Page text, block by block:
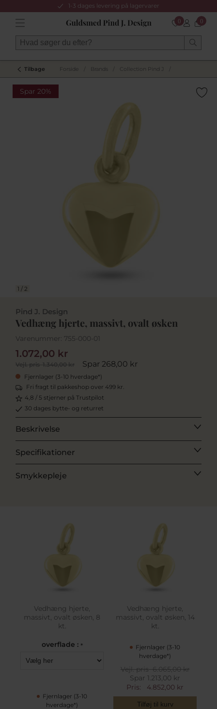
1-3 dages levering på lagervarer
0 0
Tilbage Forside Brands Collection Pind J
Spar 20%
1 / 2
Pind J. Design
Vedhæng hjerte, massivt, ovalt øsken
Varenummer: 755-000-01
Vejl. pris1.340,00 kr Spar 268,00 kr
1.072,00 kr
Fjernlager (3-10 hverdage*)
Fri fragt til pakkeshop over 499 kr.
4,8 / 5 stjerner på Trustpilot
30 dages bytte- og returret
Beskrivelse
Specifikationer
Smykkepleje
Vedhæng hjerte,
massivt, ovalt øsken, 8
kt.
overflade : *
Fjernlager (3-10
hverdage*)
Vedhæng hjerte,
massivt, ovalt øsken, 14
kt.
Fjernlager (3-10
hverdage*)
Vejl. pris6.065,00 kr
Spar 1.213,00 kr
Pris:
4.852,00 kr
Tilføj til kurv